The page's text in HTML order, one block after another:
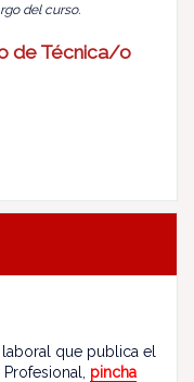
del curso.
de Técnica/o
que publica el
pincha